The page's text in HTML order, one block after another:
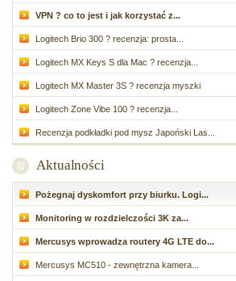
VPN ? co to jest i jak korzystać z...
Logitech Brio 300 ? recenzja: prosta...
Logitech MX Keys S dla Mac ? recenzja...
Logitech MX Master 3S ? recenzja myszki
Logitech Zone Vibe 100 ? recenzja...
Recenzja podkładki pod mysz Japoński Las...
Aktualności
Pożegnaj dyskomfort przy biurku. Logi...
Monitoring w rozdzielczości 3K za...
Mercusys wprowadza routery 4G LTE do...
Mercusys MC510 - zewnętrzna kamera...